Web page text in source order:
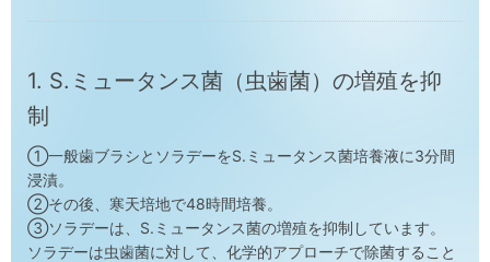
1. S.ミュータンス菌（虫歯菌）の増殖を抑
制
①一般歯ブラシとソラデーをS.ミュータンス菌培養液に3分間
浸漬。
②その後、寒天培地で48時間培養。
③ソラデーは、S.ミュータンス菌の増殖を抑制しています。
ソラデーは虫歯菌に対して、化学的アプローチで除菌すること